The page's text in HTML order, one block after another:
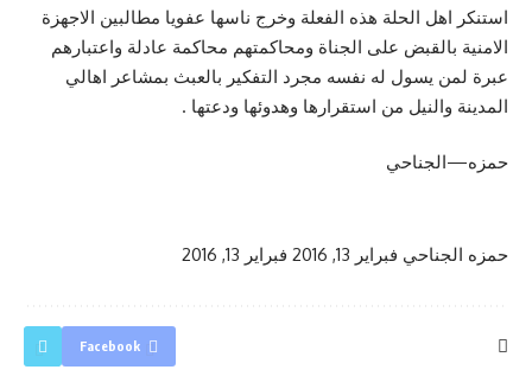
استنكر اهل الحلة هذه الفعلة وخرج ناسها عفويا مطالبين الاجهزة
الامنية بالقبض على الجناة ومحاكمتهم محاكمة عادلة واعتبارهم
عبرة لمن يسول له نفسه مجرد التفكير بالعبث بمشاعر اهالي
المدينة والنيل من استقرارها وهدوئها ودعتها .
حمزه—الجناحي
حمزه الجناحي فبراير 13, 2016 فبراير 13, 2016
Facebook